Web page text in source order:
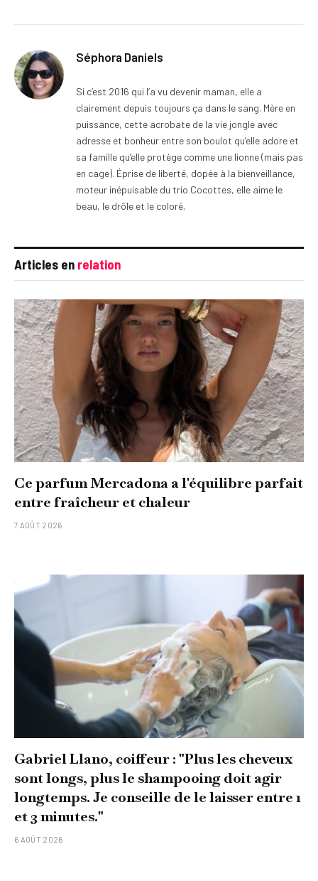
Séphora Daniels
Si c’est 2016 qui l’a vu devenir maman, elle a
clairement depuis toujours ça dans le sang. Mère en
puissance, cette acrobate de la vie jongle avec
adresse et bonheur entre son boulot qu’elle adore et
sa famille qu’elle protège comme une lionne (mais pas
en cage). Éprise de liberté, dopée à la bienveillance,
moteur inépuisable du trio Cocottes, elle aime le
beau, le drôle et le coloré.
Articles en relation
Ce parfum Mercadona a l'équilibre parfait
entre fraîcheur et chaleur
7 AOÛT 2026
Gabriel Llano, coiffeur : "Plus les cheveux
sont longs, plus le shampooing doit agir
longtemps. Je conseille de le laisser entre 1
et 3 minutes."
6 AOÛT 2026